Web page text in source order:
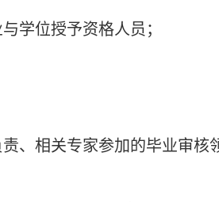
学位授予资格人员；
、相关专家参加的毕业审